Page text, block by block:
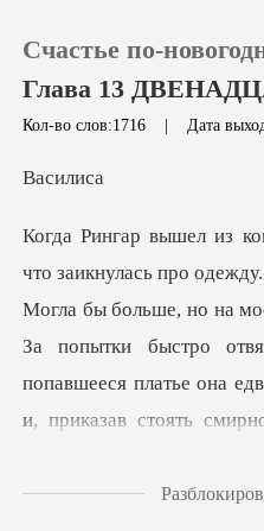
Пополнить
История чтения
Выйти
Счастье по-
Глава 13
Кол-во слов:1716 | Дата
си
больше, но на
За попытки быстро
попавшееся платье она е